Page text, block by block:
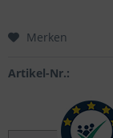
Merken
Artikel-Nr.: